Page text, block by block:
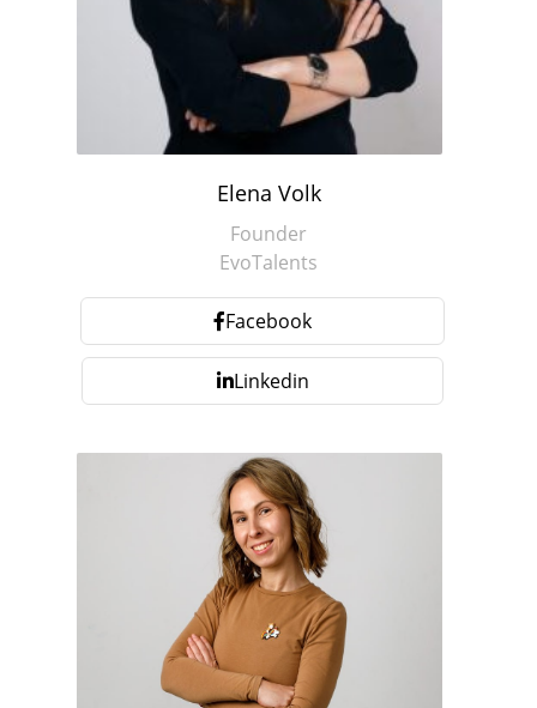
Elena Volk
Founder
EvoTalents
Facebook
Linkedin